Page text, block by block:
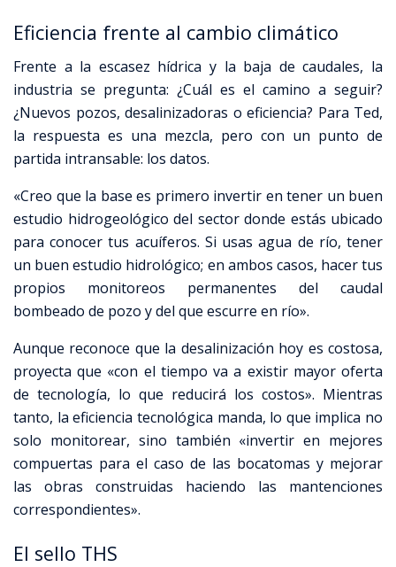
Eficiencia frente al cambio climático
Frente a la escasez hídrica y la baja de caudales, la
industria se pregunta: ¿Cuál es el camino a seguir?
¿Nuevos pozos, desalinizadoras o eficiencia? Para Ted,
la respuesta es una mezcla, pero con un punto de
partida intransable: los datos.
«Creo que la base es primero invertir en tener un buen
estudio hidrogeológico del sector donde estás ubicado
para conocer tus acuíferos. Si usas agua de río, tener
un buen estudio hidrológico; en ambos casos, hacer tus
propios monitoreos permanentes del caudal
bombeado de pozo y del que escurre en río».
Aunque reconoce que la desalinización hoy es costosa,
proyecta que «con el tiempo va a existir mayor oferta
de tecnología, lo que reducirá los costos». Mientras
tanto, la eficiencia tecnológica manda, lo que implica no
solo monitorear, sino también «invertir en mejores
compuertas para el caso de las bocatomas y mejorar
las obras construidas haciendo las mantenciones
correspondientes».
El sello THS